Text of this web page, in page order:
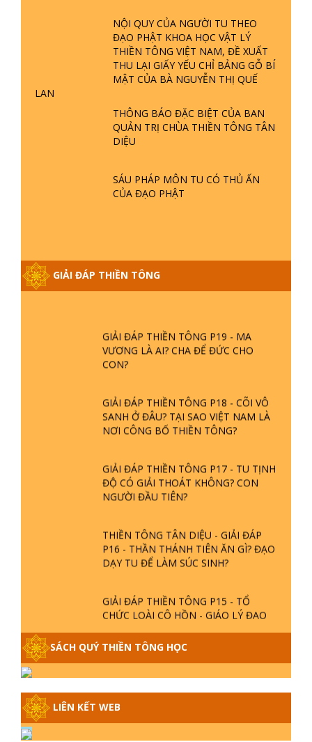
NỘI QUY CỦA NGƯỜI TU THEO
ĐẠO PHẬT KHOA HỌC VẬT LÝ
THIỀN TÔNG VIỆT NAM, ĐỀ XUẤT
THU LẠI GIẤY YẾU CHỈ BẢNG GỖ BÍ
MẬT CỦA BÀ NGUYỄN THỊ QUẾ
LAN
THÔNG BÁO ĐẶC BIỆT CỦA BAN
QUẢN TRỊ CHÙA THIỀN TÔNG TÂN
DIỆU
SÁU PHÁP MÔN TU CÓ THỦ ẤN
CỦA ĐẠO PHẬT
GIẢI ĐÁP THIỀN TÔNG
ĐÀNG Ở ĐÂU? ĐỊA NGỤC Ở ĐÂU?
ĐỨC CHÚA TRỜI LÀ AI? QUỶ SA
TĂNG? | TTTD
GIẢI ĐÁP THIỀN TÔNG ĐẶC BIỆT P22
- TẠI SAO TRÁI ĐẤT NHIỀU THIÊN TAI
GIẢI ĐÁP THIỀN TÔNG ĐẶC BIỆT P21
- TẠI SAO ĐỨC PHẬT BƯỚC ĐI 7
GIẢI ĐÁP VỀ LỄ TIỄN THIỀN TÔNG SƯ
PHẦN 20 - BÁC NGUYỄN NHÂN LÀ AI?
PHIỀN NÃO DO ĐÂU MÀ CÓ?
GIẢI ĐÁP THIỀN TÔNG P19 - MA
VƯƠNG LÀ AI? CHA ĐỂ ĐỨC CHO
CON?
GIẢI ĐÁP THIỀN TÔNG P18 - CÕI VÔ
SANH Ở ĐÂU? TẠI SAO VIỆT NAM LÀ
NƠI CÔNG BỐ THIỀN TÔNG?
GIẢI ĐÁP THIỀN TÔNG P17 - TU TỊNH
ĐỘ CÓ GIẢI THOÁT KHÔNG? CON
NGƯỜI ĐẦU TIÊN?
THIỀN TÔNG TÂN DIỆU - GIẢI ĐÁP
P16 - THẦN THÁNH TIÊN ĂN GÌ? ĐẠO
DẠY TU ĐỂ LÀM SÚC SINH?
GIẢI ĐÁP THIỀN TÔNG P15 - TỔ
CHỨC LOÀI CÔ HỒN - GIÁO LÝ ĐẠO
GIẢI ĐÁP THIỀN TÔNG ĐẶC BIỆT -
P14 - NGUỒN GỐC ÂM LỊCH DƯƠNG
LỊCH - TẦNG BÌNH LƯU LỚN ĐẾN
ĐÂU
SÁCH QUÝ THIỀN TÔNG HỌC
LIÊN KẾT WEB